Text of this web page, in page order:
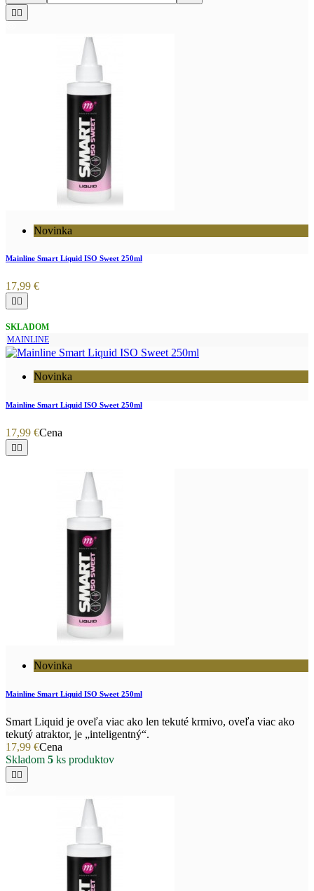

Novinka
Mainline Smart Liquid ISO Sweet 250ml
17,99 €
 
SKLADOM
MAINLINE
Novinka
Mainline Smart Liquid ISO Sweet 250ml
17,99 €Cena
 
Novinka
Mainline Smart Liquid ISO Sweet 250ml
Smart Liquid je oveľa viac ako len tekuté krmivo, oveľa viac ako
tekutý atraktor, je „inteligentný“.
17,99 €Cena
Skladom 5 ks produktov
 